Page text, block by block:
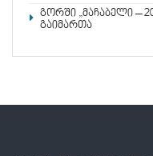
გორში „მაჩაბელი –
გაიმართა